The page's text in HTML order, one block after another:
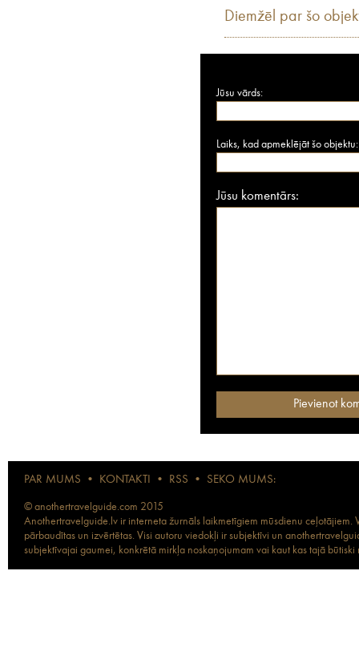
Diemžēl par šo
Jūsu vārds:
Laiks, kad apmeklējāt šo objektu:
Jūsu komentārs:
PAR MUMS • KONTAKTI • RSS • SEKO MUMS:
© anothertravelguide.com 2015
Anothertravelguide.lv ir interneta žurnāls laikmetīgiem mūsdienu
pārbaudītas un izvērtētas. Visi autoru viedokļi ir subjektīvi un
subjektīvajai gaumei, konkrētā mirkļa noskaņojumam vai kaut kas tajā